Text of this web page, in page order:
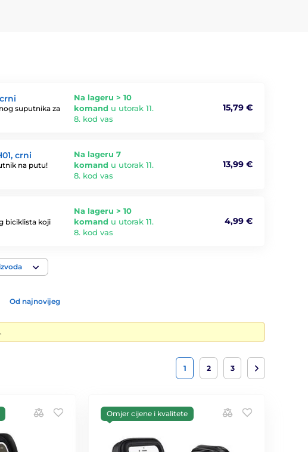
suputnika za
Na lageru > 10
komand u utorak 11.
8. kod vas
15,79 €
crni
na putu!
Na lageru 7
komand u utorak 11.
8. kod vas
13,99 €
biciklista koji
Na lageru > 10
komand u utorak 11.
8. kod vas
4,99 €
Od najnovijeg
1 2 3
Omjer cijene i kvalitete